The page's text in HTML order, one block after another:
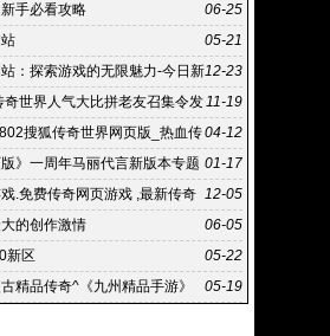
06-25
手必看攻略
05-21
12-23
：探索游戏的无限魅力-今日新
们的乐园
11-19
奇世界人气大比拼老友召集令发
04-12
搜狐传奇世界网页版_热血传
01-17
版》一周年马丽代言新版本专题
12-05
.免费传奇网页游戏 ,最新传奇
06-05
的创作激情
05-22
新区
05-19
精品传奇^《九州精品手游》